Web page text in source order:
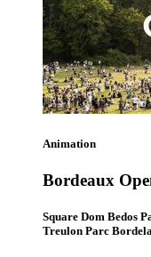
Animation
Bordeaux
Square Dom Bedos
Treulon Parc